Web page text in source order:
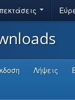
Λήψεις